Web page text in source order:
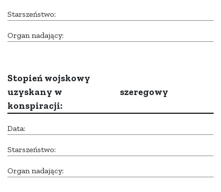
Starszeństwo:
Organ nadający:
Stopień wojskowy
uzyskany w
konspiracji:
szeregowy
Data:
Starszeństwo:
Organ nadający: